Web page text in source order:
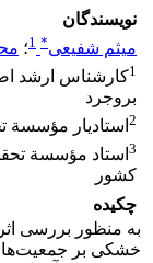
نویسندگان
میثم شفیعی*
1؛
1کارشناس ارشد
بروجرد
2 استادیار مؤسسة
3 استاد مؤسسة
کشور
چکیده
به منظور بررسی
خشکی بر